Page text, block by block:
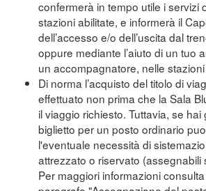
confermerà in tempo utile i servizi
stazioni abilitate, e informerà il
dell’accesso e/o dell’uscita dal
oppure mediante l’aiuto di un tuo
un accompagnatore, nelle
Di norma l’acquisto del titolo di
effettuato non prima che la Sala
il viaggio richiesto. Tuttavia, se
biglietto per un posto ordinario
l'eventuale necessità di
attrezzato o riservato (assegnabili
Per maggiori informazioni